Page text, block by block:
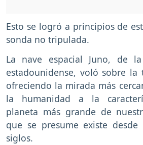
Esto se logró a principios de
sonda no tripulada.
La nave espacial Juno, de
estadounidense, voló sobre la
ofreciendo la mirada más
la humanidad a la
planeta más grande de
que se presume existe
siglos.